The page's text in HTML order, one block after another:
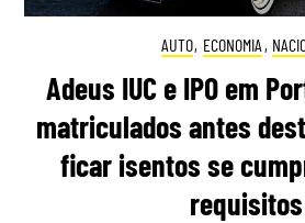
AUTO, ECONOMIA ,
Adeus IUC e IPO em
matriculados antes
ficar isentos se
requisitos